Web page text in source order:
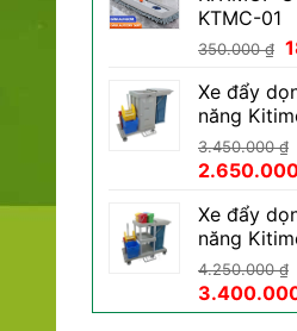
KTMC-01
350.000₫
Xe đẩy
năng
3.450.000₫
Giá
là:
3.450.000
Xe đẩy
năng
4.250.000₫
Giá
gốc